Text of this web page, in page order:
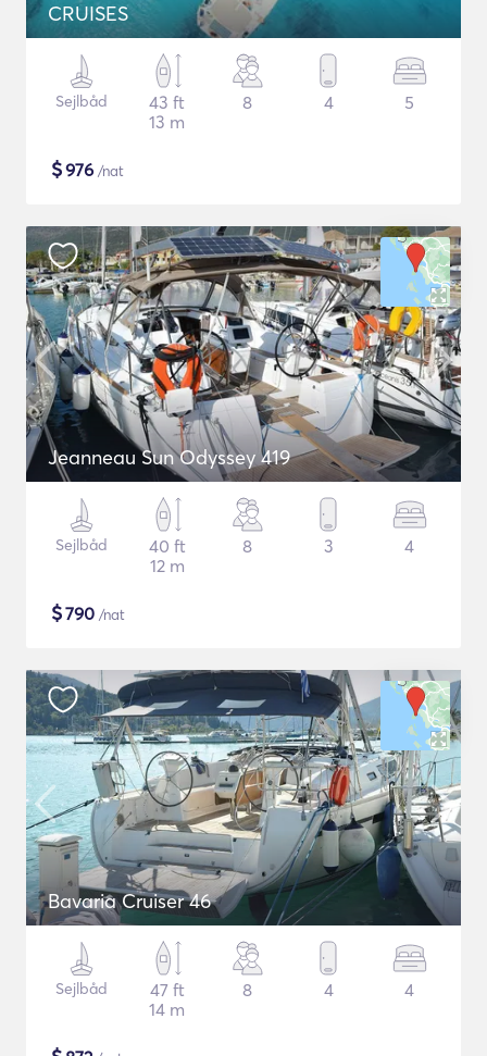
CRUISES
Sejlbåd
43 ft
13 m
8 4 5
$976 /nat
Jeanneau Sun Odyssey 419
Sejlbåd
40 ft
12 m
8 3 4
$790 /nat
Bavaria Cruiser 46
Sejlbåd
47 ft
14 m
8 4 4